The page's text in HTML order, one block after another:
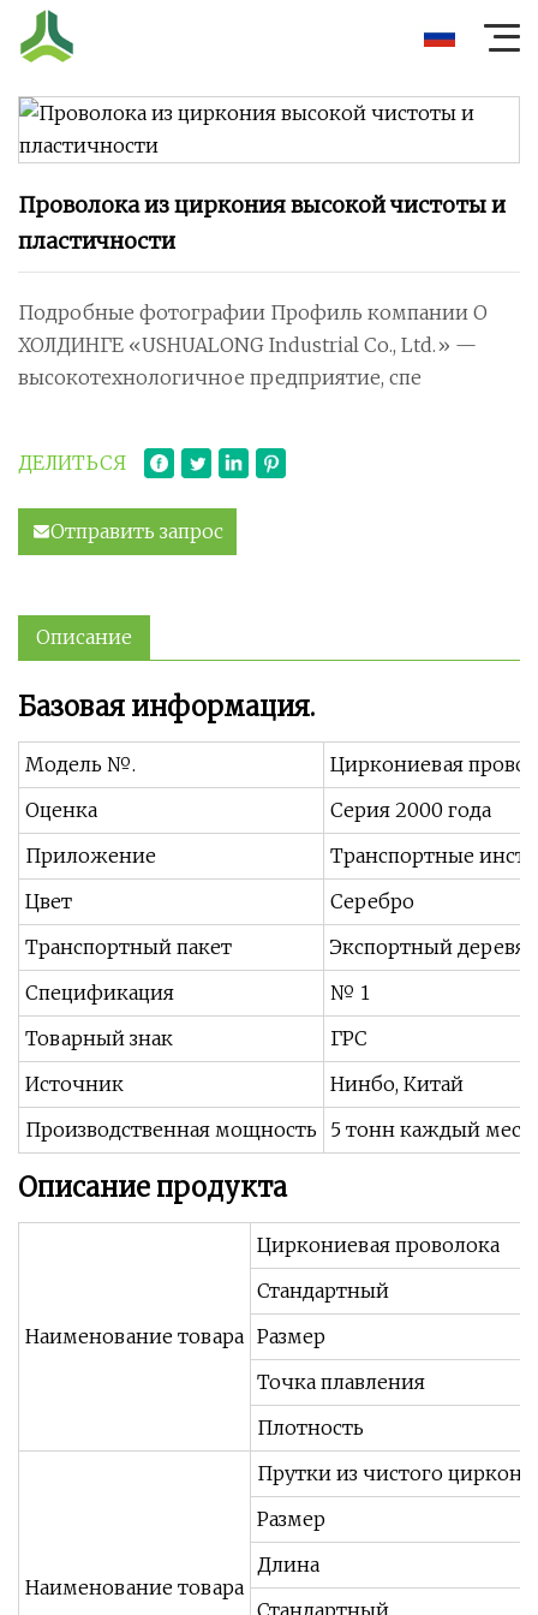
Проволока из циркония высокой чистоты и
пластичности
Подробные фотографии Профиль компании О
ХОЛДИНГЕ «USHUALONG Industrial Co., Ltd.» —
высокотехнологичное предприятие, спе
ДЕЛИТЬСЯ
Отправить запрос
Описание
Базовая информация.
Модель №.
Циркониевая
Оценка
Серия 2000 года
Приложение
Транспортные
Цвет
Серебро
Транспортный пакет
Экспортный
Спецификация
№ 1
Товарный знак
ГРС
Источник
Нинбо, Китай
Производственная мощность
5 тонн каждый
Описание продукта
Наименование товара
Циркониевая проволока
Стандартный
Размер
Точка плавления
Плотность
Наименование товара
Прутки из чистого
Размер
Длина
Стандартный